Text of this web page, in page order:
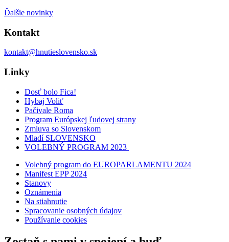
Ďalšie novinky
Kontakt
kontakt@hnutieslovensko.sk
Linky
Dosť bolo Fica!
Hybaj Voliť
Pačivale Roma
Program Európskej ľudovej strany
Zmluva so Slovenskom
Mladí SLOVENSKO
VOLEBNÝ PROGRAM 2023
Volebný program do EUROPARLAMENTU 2024
Manifest EPP 2024
Stanovy
Oznámenia
Na stiahnutie
Spracovanie osobných údajov
Používanie cookies